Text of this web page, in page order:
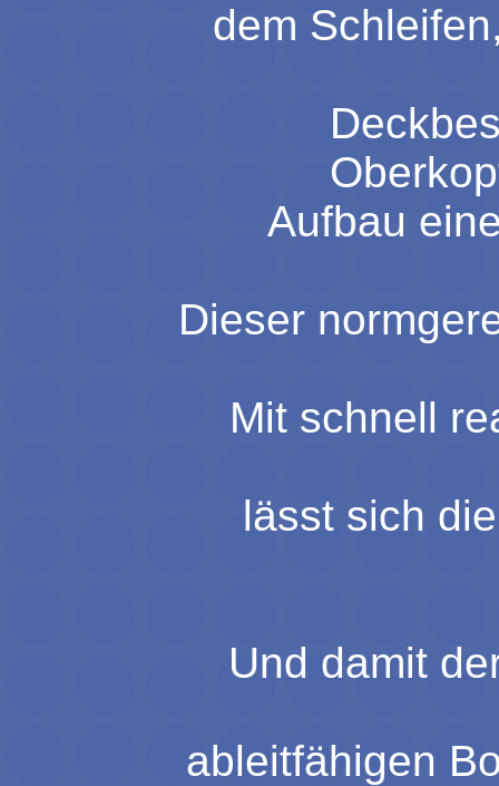
dem
Aufbau
Dieser
Mit schnell
lässt sich
Und damit
ableitfähigen